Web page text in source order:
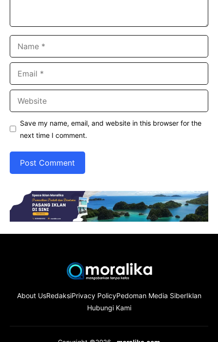
Save my name, email, and website in this browser for the
next time I comment.
About UsRedaksiPrivacy PolicyPedoman Media SiberIklan
Hubungi Kami